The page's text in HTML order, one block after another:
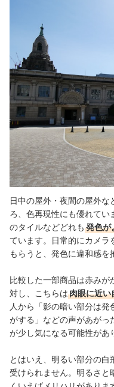
日中の屋外・夜間の屋外な
ろ、色再現性にも優れて
のタイルなどどれも 発色が
ています。日常的にカメラ
もらうと、発色に違和感を
比較した一部商品は赤みが
対し、こちらは肉眼に近い
人から「影の暗い部分は
がする」などの声があがっ
が少し気になる可能性があ
とはいえ、明るい部分の
受けられません。明るさと